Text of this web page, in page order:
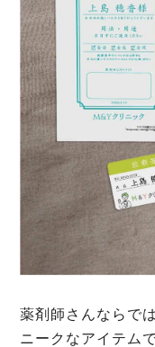
薬剤師さんならで
ニークなアイテム